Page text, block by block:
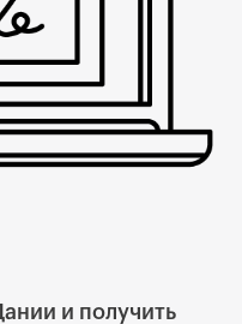
и получить